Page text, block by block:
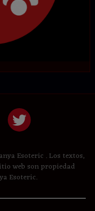
Esoteric . Los textos,
web son propiedad
Esoteric.